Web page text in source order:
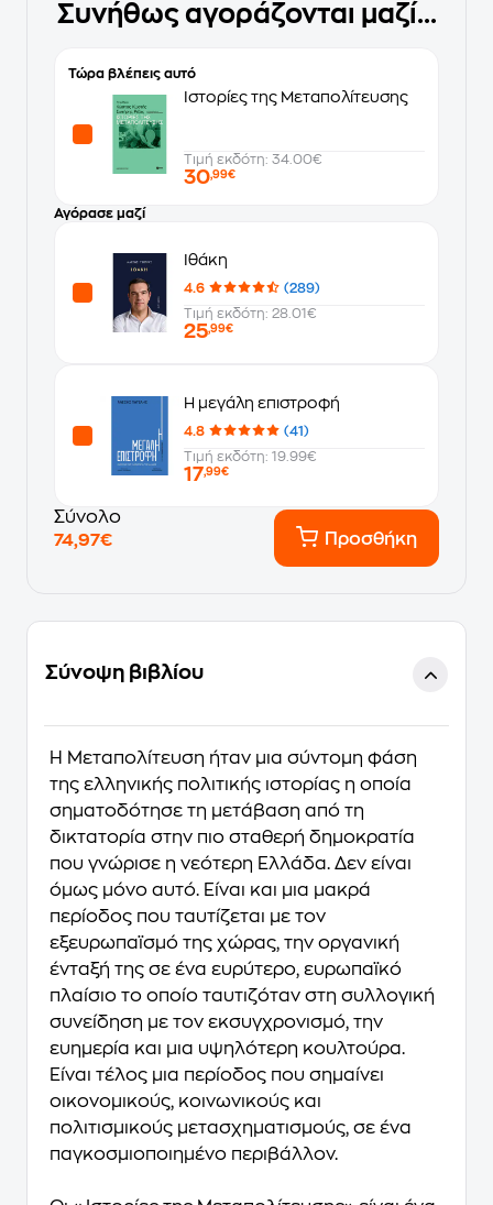
Συνήθως αγοράζονται μαζί...
Τώρα βλέπεις αυτό
Ιστορίες της Μεταπολίτευσης
Τιμή εκδότη: 34.00€
30,99€
Αγόρασε μαζί
Ιθάκη
4.6
(289)
Τιμή εκδότη: 28.01€
25,99€
Η μεγάλη επιστροφή
4.8
(41)
Τιμή εκδότη: 19.99€
17,99€
Σύνολο
74,97€
Προσθήκη
Σύνοψη βιβλίου
Η Μεταπολίτευση ήταν μια σύντομη φάση
της ελληνικής πολιτικής ιστορίας η οποία
σηματοδότησε τη μετάβαση από τη
δικτατορία στην πιο σταθερή δημοκρατία
που γνώρισε η νεότερη Ελλάδα. Δεν είναι
όμως μόνο αυτό. Είναι και μια μακρά
περίοδος που ταυτίζεται με τον
εξευρωπαϊσμό της χώρας, την οργανική
ένταξή της σε ένα ευρύτερο, ευρωπαϊκό
πλαίσιο το οποίο ταυτιζόταν στη συλλογική
συνείδηση με τον εκσυγχρονισμό, την
ευημερία και μια υψηλότερη κουλτούρα.
Είναι τέλος μια περίοδος που σημαίνει
οικονομικούς, κοινωνικούς και
πολιτισμικούς μετασχηματισμούς, σε ένα
παγκοσμιοποιημένο περιβάλλον.